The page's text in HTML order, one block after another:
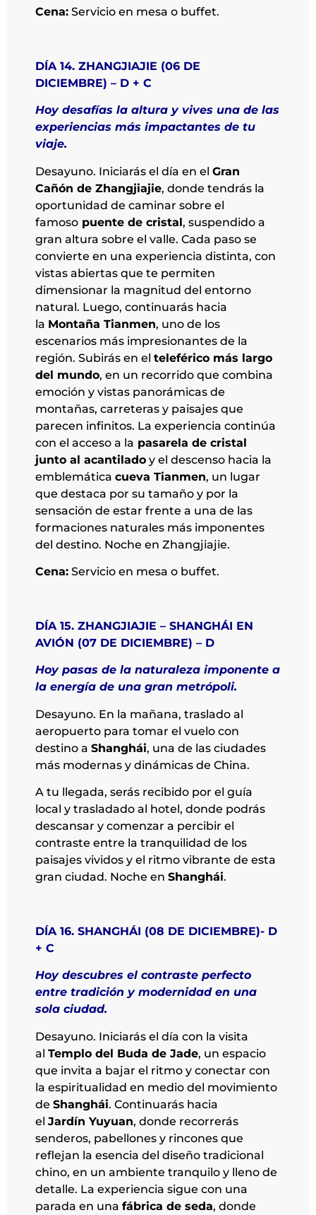
Cena: Servicio en mesa o buffet.
DÍA 14. ZHANGJIAJIE (06 DE
DICIEMBRE) – D + C
Hoy desafías la altura y vives una de las
experiencias más impactantes de tu
viaje.
Desayuno. Iniciarás el día en el Gran
Cañón de Zhangjiajie, donde tendrás la
oportunidad de caminar sobre el
famoso puente de cristal, suspendido a
gran altura sobre el valle. Cada paso se
convierte en una experiencia distinta, con
vistas abiertas que te permiten
dimensionar la magnitud del entorno
natural. Luego, continuarás hacia
la Montaña Tianmen, uno de los
escenarios más impresionantes de la
región. Subirás en el teleférico más largo
del mundo, en un recorrido que combina
emoción y vistas panorámicas de
montañas, carreteras y paisajes que
parecen infinitos. La experiencia continúa
con el acceso a la pasarela de cristal
junto al acantilado y el descenso hacia la
emblemática cueva Tianmen, un lugar
que destaca por su tamaño y por la
sensación de estar frente a una de las
formaciones naturales más imponentes
del destino. Noche en Zhangjiajie.
Cena: Servicio en mesa o buffet.
DÍA 15. ZHANGJIAJIE – SHANGHÁI EN
AVIÓN (07 DE DICIEMBRE) – D
Hoy pasas de la naturaleza imponente a
la energía de una gran metrópoli.
Desayuno. En la mañana, traslado al
aeropuerto para tomar el vuelo con
destino a Shanghái, una de las ciudades
más modernas y dinámicas de China.
A tu llegada, serás recibido por el guía
local y trasladado al hotel, donde podrás
descansar y comenzar a percibir el
contraste entre la tranquilidad de los
paisajes vividos y el ritmo vibrante de esta
gran ciudad. Noche en Shanghái.
DÍA 16. SHANGHÁI (08 DE DICIEMBRE)- D
+ C
Hoy descubres el contraste perfecto
entre tradición y modernidad en una
sola ciudad.
Desayuno. Iniciarás el día con la visita
al Templo del Buda de Jade, un espacio
que invita a bajar el ritmo y conectar con
la espiritualidad en medio del movimiento
de Shanghái. Continuarás hacia
el Jardín Yuyuan, donde recorrerás
senderos, pabellones y rincones que
reflejan la esencia del diseño tradicional
chino, en un ambiente tranquilo y lleno de
detalle. La experiencia sigue con una
parada en una fábrica de seda, donde